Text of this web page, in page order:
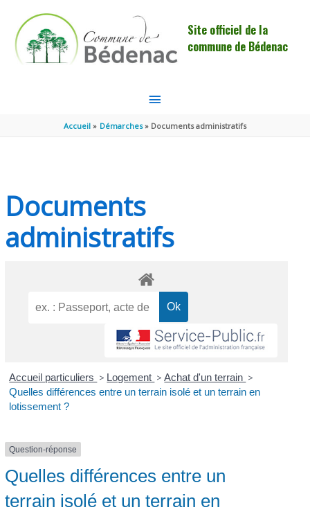
Site officiel de la
commune de Bédenac
MENU
PRINCIPAL
Accueil Démarches Documents administratifs
Documents
administratifs
Accueil particuliers > Logement > Achat d'un terrain >
Quelles différences entre un terrain isolé et un terrain en
lotissement ?
Question-réponse
Quelles différences entre un
terrain isolé et un terrain en